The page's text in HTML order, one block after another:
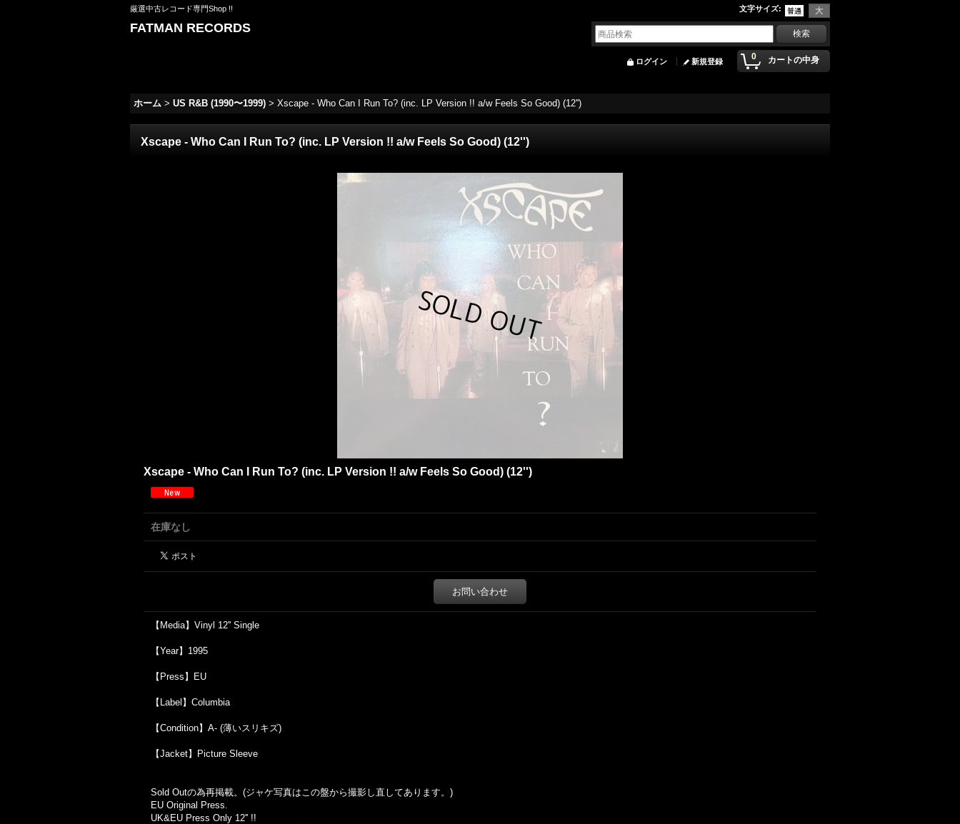
厳選中古レコード専門Shop !! 文字サイズ:
FATMAN RECORDS
0 カートの中身
ログイン 新規登録
ホーム > US R&B (1990〜1999) > Xscape - Who Can I Run To? (inc. LP Version !! a/w Feels So Good) (12'')
Xscape - Who Can I Run To? (inc. LP Version !! a/w Feels So Good) (12'')
Xscape - Who Can I Run To? (inc. LP Version !! a/w Feels So Good) (12'')
在庫なし
お問い合わせ
【Media】Vinyl 12'' Single
【Year】1995
【Press】EU
【Label】Columbia
【Condition】A- (薄いスリキズ)
【Jacket】Picture Sleeve
Sold Outの為再掲載。(ジャケ写真はこの盤から撮影し直してあります。)
EU Original Press.
UK&EU Press Only 12'' !!